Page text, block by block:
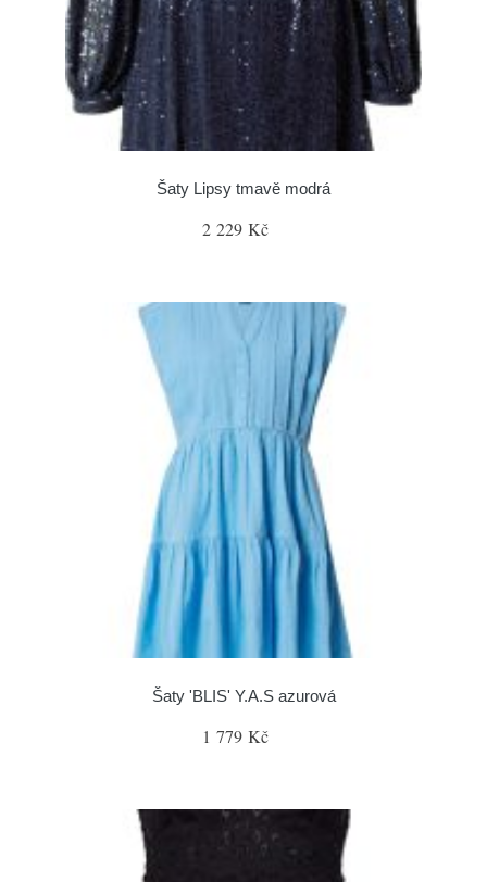
Šaty Lipsy tmavě modrá
2 229 Kč
Šaty 'BLIS' Y.A.S azurová
1 779 Kč